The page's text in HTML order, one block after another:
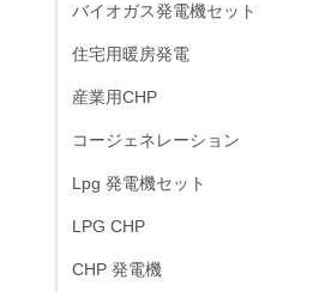
バイオガス発電機セット
住宅用暖房発電
産業用CHP
コージェネレーション
Lpg 発電機セット
LPG CHP
CHP 発電機